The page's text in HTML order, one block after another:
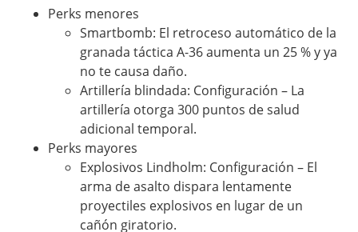
Perks menores
Smartbomb: El retroceso automático de la
granada táctica A-36 aumenta un 25 % y ya
no te causa daño.
Artillería blindada: Configuración – La
artillería otorga 300 puntos de salud
adicional temporal.
Perks mayores
Explosivos Lindholm: Configuración – El
arma de asalto dispara lentamente
proyectiles explosivos en lugar de un
cañón giratorio.